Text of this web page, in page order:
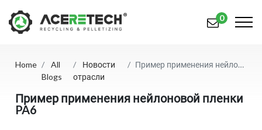
Продукция
Приложения
0
Home
All
Blogs
Новости
отрасли
Пример применения нейлоновой пленки PA6
Пример применения нейлоновой пленки
PA6